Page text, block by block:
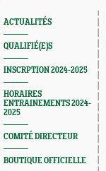
ACTUALITÉS
QUALIFIÉ(E)S
INSCRPTION 2024-2025
HORAIRES
ENTRAINEMENTS 2024-
2025
COMITÉ DIRECTEUR
BOUTIQUE OFFICIELLE